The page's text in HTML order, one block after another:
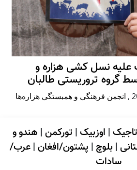
علیه نسل کشی هزاره و
گروه تروریستی طالبان
, انجمن فرهنگی و همبستگی هزاره‌ها
تاجیک| اوزبیک| تورکمن| هندو و
| بلوچ | پشتون/افغان|عرب/
سادات